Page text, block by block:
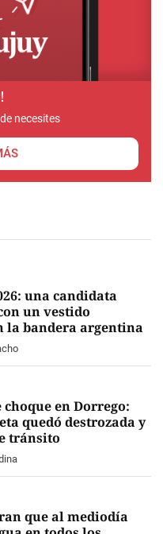
necesites
una candidata
un vestido
la bandera argentina
choque en Dorrego:
quedó destrozada y
tránsito
que al mediodía